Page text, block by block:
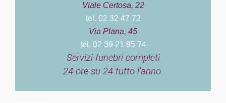
Viale Certosa, 22
tel. 02 32 47 72
Via Plana, 45
tel. 02 39 21 95 74
Servizi funebri completi
24 ore su 24 tutto l'anno.